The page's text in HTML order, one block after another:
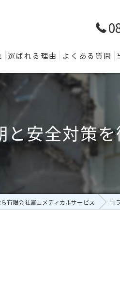
選ばれる理由 よくある質問
安全対策
有限会社富士メディカルサービス コ